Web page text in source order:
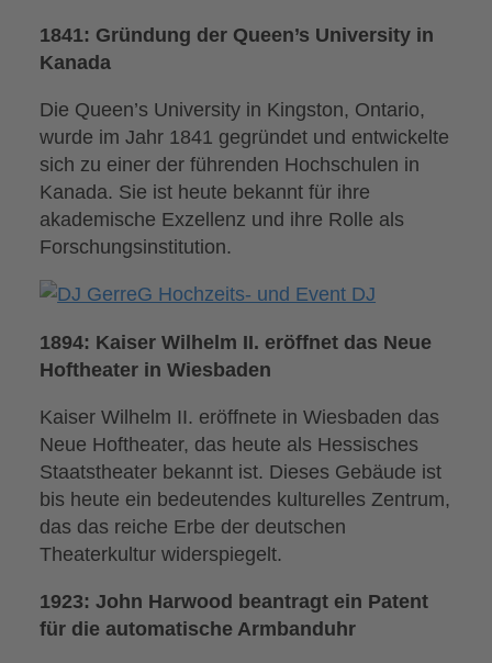
1841: Gründung der Queen’s University in
Kanada
Die Queen’s University in Kingston, Ontario,
wurde im Jahr 1841 gegründet und entwickelte
sich zu einer der führenden Hochschulen in
Kanada. Sie ist heute bekannt für ihre
akademische Exzellenz und ihre Rolle als
Forschungsinstitution.
1894: Kaiser Wilhelm II. eröffnet das Neue
Hoftheater in Wiesbaden
Kaiser Wilhelm II. eröffnete in Wiesbaden das
Neue Hoftheater, das heute als Hessisches
Staatstheater bekannt ist. Dieses Gebäude ist
bis heute ein bedeutendes kulturelles Zentrum,
das das reiche Erbe der deutschen
Theaterkultur widerspiegelt.
1923: John Harwood beantragt ein Patent
für die automatische Armbanduhr